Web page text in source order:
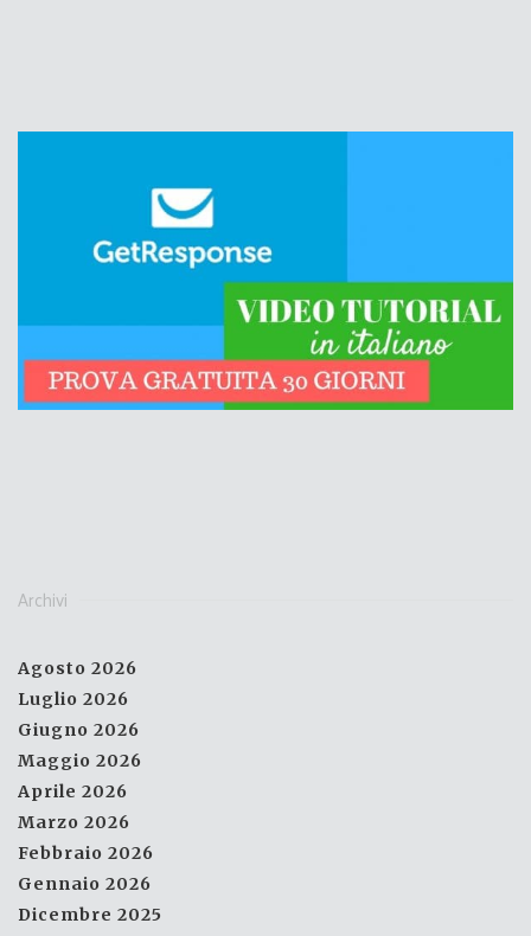
Archivi
Agosto 2026
Luglio 2026
Giugno 2026
Maggio 2026
Aprile 2026
Marzo 2026
Febbraio 2026
Gennaio 2026
Dicembre 2025